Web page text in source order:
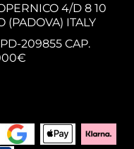
4/D 8 10
(PADOVA) ITALY
209855 CAP.